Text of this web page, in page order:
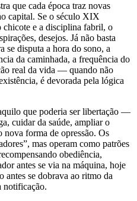
que cada época traz novas
capital. Se o século XIX
chicote e a disciplina fabril, o
desejos. Já não basta
se disputa a hora do sono, a
da caminhada, a frequência do
real da vida — quando não
é devorada pela lógica
que poderia ser libertação —
cuidar da saúde, ampliar o
forma de opressão. Os
mas operam como patrões
obediência,
antes se via na máquina, hoje
antes se dobrava ao ritmo da
notificação.